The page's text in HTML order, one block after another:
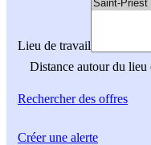
Lieu de travail
Distance autour du lieu
Rechercherdes offres
Créer une alerte